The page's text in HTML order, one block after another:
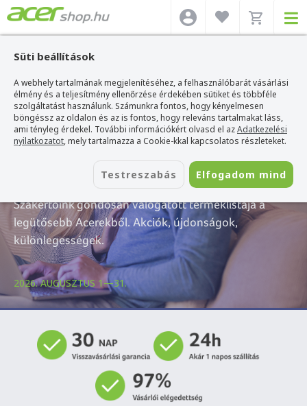
Süti beállítások
A webhely tartalmának megjelenítéséhez, a felhasználóbarát vásárlási
élmény és a teljesítmény ellenőrzése érdekében sütiket és többféle
szolgáltatást használunk. Számunkra fontos, hogy kényelmesen
böngéssz az oldalon és az is fontos, hogy releváns tartalmakat láss,
ami tényleg érdekel. További információkért olvasd el azAdatkezelési
nyilatkozatot, mely tartalmazza a Cookie-kkal kapcsolatos részleteket.
Testreszabás Elfogadom mind
A hónap ajánlatai
— Augusztus
Szakértőink gondosan válogatott terméklistája a
legütősebb Acerekből. Akciók, újdonságok,
különlegességek.
2026. AUGUSZTUS 1—31.